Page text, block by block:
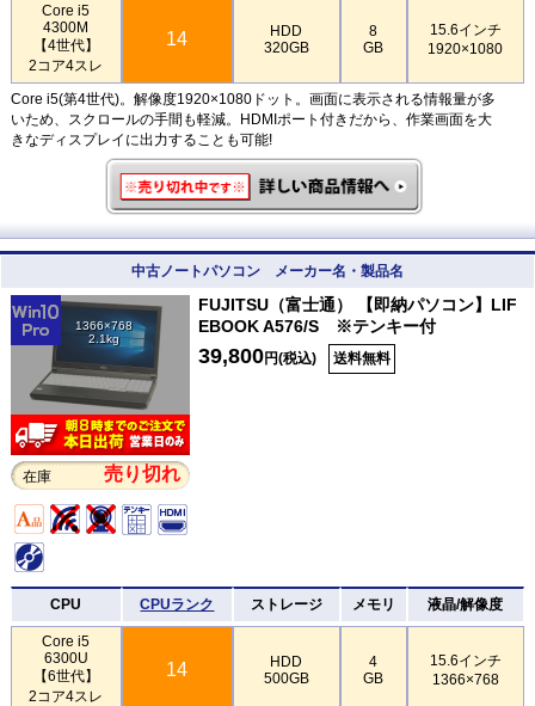
Core i5
4300M
【4世代】
2コア4スレ
14
HDD
320GB
8
GB
15.6インチ
1920×1080
Core i5(第4世代)。解像度1920×1080ドット。画面に表示される情報量が多
いため、スクロールの手間も軽減。HDMIポート付きだから、作業画面を大
きなディスプレイに出力することも可能!
中古ノートパソコン メーカー名・製品名
1366×768
2.1kg
在庫 売り切れ
FUJITSU（富士通） 【即納パソコン】LIF
EBOOK A576/S ※テンキー付
39,800円(税込) 送料無料
CPU CPUランク ストレージ メモリ 液晶/解像度
Core i5
6300U
【6世代】
2コア4スレ
14
HDD
500GB
4
GB
15.6インチ
1366×768